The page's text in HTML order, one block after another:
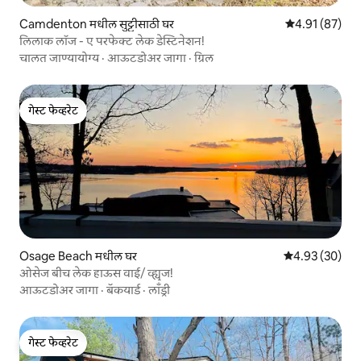
Camdenton मधील सुट्टीसाठी घर 5 पैकी 4.91
4.91 (87)
लिलाक लॉज - ए परफेक्ट लेक डेस्टिनेशन!
चालत जाण्यायोग्य· आऊटडोअर जागा ·ग्रिल
गेस्ट फेव्हरेट
गेस्ट फेव्हरेट
Osage Beach मधील घर 5 पैकी 4.93
4.93 (30)
ओसेज बीच लेक हाऊस वाई/ व्ह्यूज!
आऊटडोअर जागा ·बॅकयार्ड·लाँड्री
गेस्ट फेव्हरेट
गेस्ट फेव्हरेट